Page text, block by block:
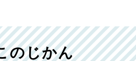
のじかん